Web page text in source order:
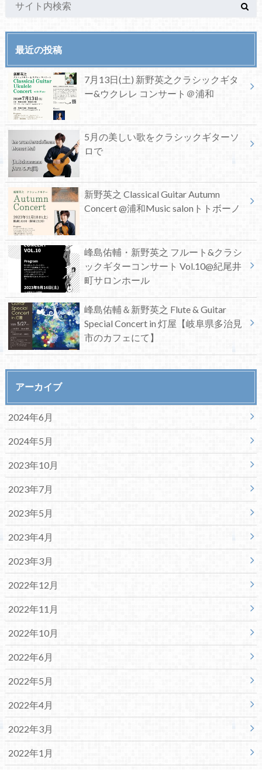
最近の投稿
7月13日(土) 新野英之クラシックギタ
ー&ウクレレ コンサート＠浦和
5月の美しい歌をクラシックギターソ
ロで
新野英之 Classical Guitar Autumn
Concert @浦和Music salonトトボーノ
峰島佑輔・新野英之 フルート&クラシ
ックギターコンサート Vol.10@紀尾井
町サロンホール
峰島佑輔＆新野英之 Flute & Guitar
Special Concert in 灯屋【岐阜県多治見
市のカフェにて】
アーカイブ
2024年6月
2024年5月
2023年10月
2023年7月
2023年5月
2023年4月
2023年3月
2022年12月
2022年11月
2022年10月
2022年6月
2022年5月
2022年4月
2022年3月
2022年1月